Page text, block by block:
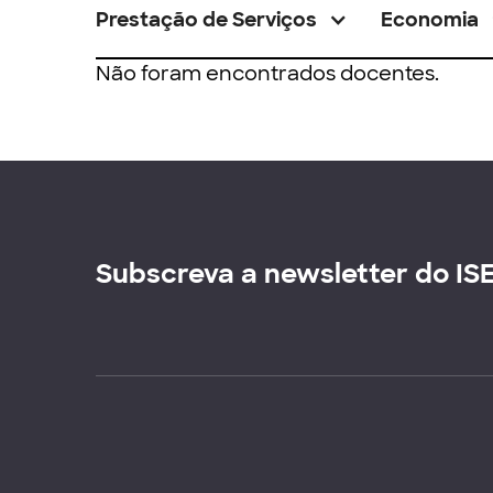
Prestação de Serviços Economia
Não foram encontrados docentes.
Subscreva a newsletter do